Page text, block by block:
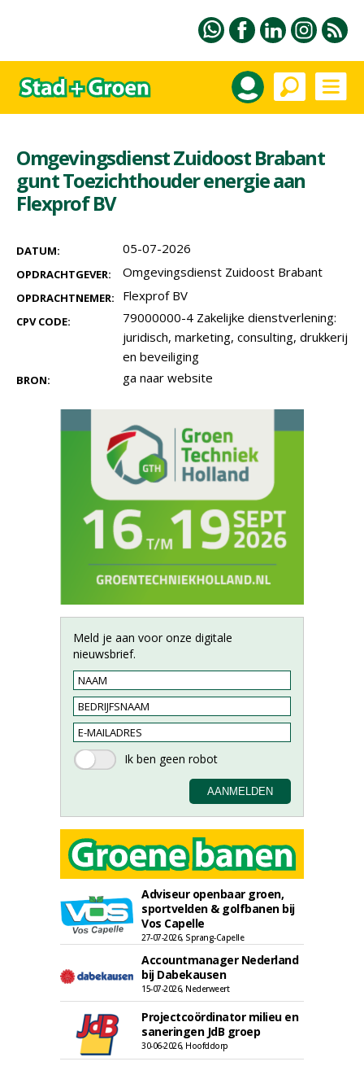
Omgevingsdienst Zuidoost Brabant
gunt Toezichthouder energie aan
Flexprof BV
DATUM: 05-07-2026
OPDRACHTGEVER: Omgevingsdienst Zuidoost Brabant
OPDRACHTNEMER: Flexprof BV
CPV CODE:
79000000-4 Zakelijke dienstverlening:
juridisch, marketing, consulting, drukkerij
en beveiliging
BRON: ga naar website
Meld je aan voor onze digitale
nieuwsbrief.
Adviseur openbaar groen,
sportvelden & golfbanen bij
Vos Capelle
27-07-2026, Sprang-Capelle
Accountmanager Nederland
bij Dabekausen
15-07-2026, Nederweert
Projectcoördinator milieu en
saneringen JdB groep
30-06-2026, Hoofddorp